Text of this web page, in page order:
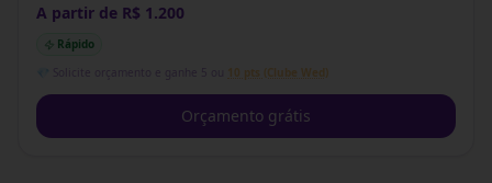
A partir de R$ 1.200
Rápido
10 pts (Clube Wed)
Orçamento grátis